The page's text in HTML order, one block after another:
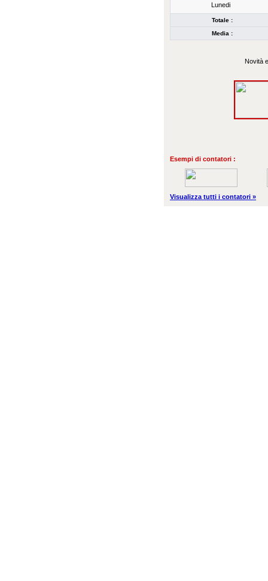
Lunedi
Totale :
Media :
Novità
Esempi di contatori :
Visualizza tutti i contatori »